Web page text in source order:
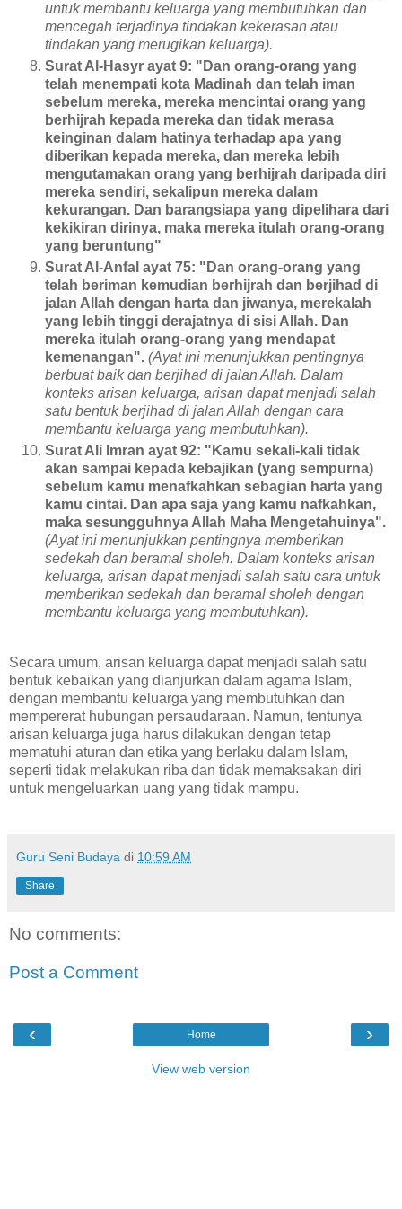
untuk membantu keluarga yang membutuhkan dan
mencegah terjadinya tindakan kekerasan atau
tindakan yang merugikan keluarga).
Surat Al-Hasyr ayat 9: "Dan orang-orang yang
telah menempati kota Madinah dan telah iman
sebelum mereka, mereka mencintai orang yang
berhijrah kepada mereka dan tidak merasa
keinginan dalam hatinya terhadap apa yang
diberikan kepada mereka, dan mereka lebih
mengutamakan orang yang berhijrah daripada diri
mereka sendiri, sekalipun mereka dalam
kekurangan. Dan barangsiapa yang dipelihara dari
kekikiran dirinya, maka mereka itulah orang-orang
yang beruntung"
Surat Al-Anfal ayat 75: "Dan orang-orang yang
telah beriman kemudian berhijrah dan berjihad di
jalan Allah dengan harta dan jiwanya, merekalah
yang lebih tinggi derajatnya di sisi Allah. Dan
mereka itulah orang-orang yang mendapat
kemenangan". (Ayat ini menunjukkan pentingnya
berbuat baik dan berjihad di jalan Allah. Dalam
konteks arisan keluarga, arisan dapat menjadi salah
satu bentuk berjihad di jalan Allah dengan cara
membantu keluarga yang membutuhkan).
Surat Ali Imran ayat 92: "Kamu sekali-kali tidak
akan sampai kepada kebajikan (yang sempurna)
sebelum kamu menafkahkan sebagian harta yang
kamu cintai. Dan apa saja yang kamu nafkahkan,
maka sesungguhnya Allah Maha Mengetahuinya".
(Ayat ini menunjukkan pentingnya memberikan
sedekah dan beramal sholeh. Dalam konteks arisan
keluarga, arisan dapat menjadi salah satu cara untuk
memberikan sedekah dan beramal sholeh dengan
membantu keluarga yang membutuhkan).
Secara umum, arisan keluarga dapat menjadi salah satu
bentuk kebaikan yang dianjurkan dalam agama Islam,
dengan membantu keluarga yang membutuhkan dan
mempererat hubungan persaudaraan. Namun, tentunya
arisan keluarga juga harus dilakukan dengan tetap
mematuhi aturan dan etika yang berlaku dalam Islam,
seperti tidak melakukan riba dan tidak memaksakan diri
untuk mengeluarkan uang yang tidak mampu.
Guru Seni Budaya di 10:59 AM
Share
No comments:
Post a Comment
‹ ›
Home
View web version